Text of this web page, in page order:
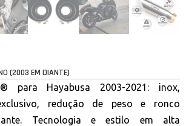
(2003 EM DIANTE)
para Hayabusa 2003-2021: inox,
redução de peso e ronco
Tecnologia e estilo em alta